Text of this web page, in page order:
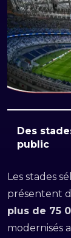
Des
public
Les stades
présentent
plus de 75
modernisés